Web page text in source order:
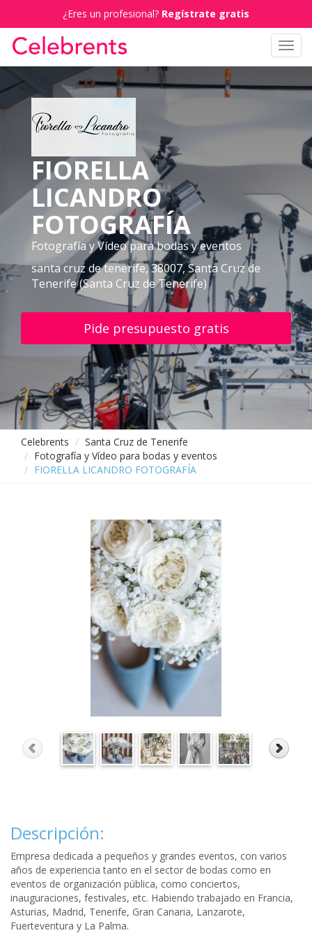
¿Eres un profesional? Regístrate gratis
FIORELLA
LICANDRO
FOTOGRAFÍA
Fotografía y Vídeo para bodas y eventos
santa cruz de tenerife, 38007, Santa Cruz de
Tenerife (Santa Cruz de Tenerife)
Pide presupuesto gratis
Celebrents
Santa Cruz de Tenerife
Fotografía y Vídeo para bodas y eventos
FIORELLA LICANDRO FOTOGRAFÍA
Descripción:
Empresa dedicada a pequeños y grandes eventos, con varios
años de experiencia tanto en el sector de bodas como en
eventos de organización pública, como conciertos,
inauguraciones, festivales, etc. Habiendo trabajado en Francia,
Asturias, Madrid, Tenerife, Gran Canaria, Lanzarote,
Fuerteventura y La Palma.